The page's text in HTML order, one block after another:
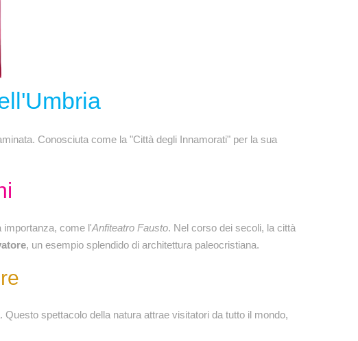
Conosciuta come la "Città degli Innamorati" per la sua
importanza, come l'Anfiteatro Fausto. Nel corso dei secoli, la città
, un esempio splendido di architettura paleocristiana.
spettacolo della natura attrae visitatori da tutto il mondo,